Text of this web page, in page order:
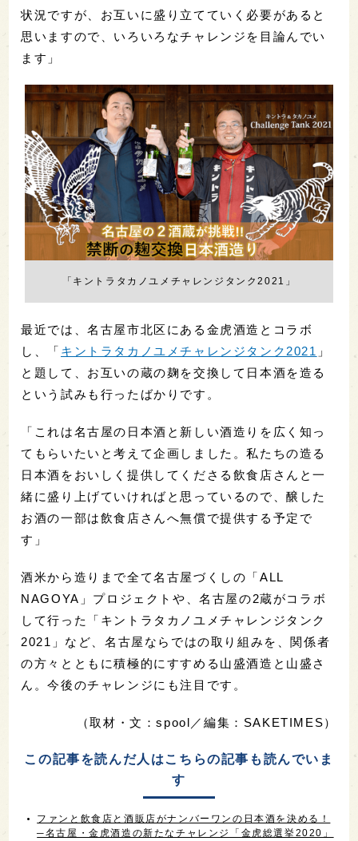
状況ですが、お互いに盛り立てていく必要があると
思いますので、いろいろなチャレンジを目論んでい
ます」
「キントラタカノユメチャレンジタンク2021」
最近では、名古屋市北区にある金虎酒造とコラボ
し、「 キントラタカノユメチャレンジタンク2021 」
と題して、お互いの蔵の麹を交換して日本酒を造る
という試みも行ったばかりです。
「これは名古屋の日本酒と新しい酒造りを広く知っ
てもらいたいと考えて企画しました。私たちの造る
日本酒をおいしく提供してくださる飲食店さんと一
緒に盛り上げていければと思っているので、醸した
お酒の一部は飲食店さんへ無償で提供する予定で
す」
酒米から造りまで全て名古屋づくしの「ALL
NAGOYA」プロジェクトや、名古屋の2蔵がコラボ
して行った「キントラタカノユメチャレンジタンク
2021」など、名古屋ならではの取り組みを、関係者
の方々とともに積極的にすすめる山盛酒造と山盛さ
ん。今後のチャレンジにも注目です。
（取材・文：spool／編集：SAKETIMES）
この記事を読んだ人はこちらの記事も読んでいま
す
ファンと飲食店と酒販店がナンバーワンの日本酒を決める！
─名古屋・金虎酒造の新たなチャレンジ「金虎総選挙2020」